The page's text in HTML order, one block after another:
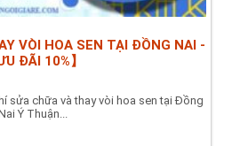
VÒI HOA SEN TẠI ĐỒNG NAI -
ĐÃI 10%】
sửa chữa và thay vòi hoa sen tại Đồng
Ý Thuận...